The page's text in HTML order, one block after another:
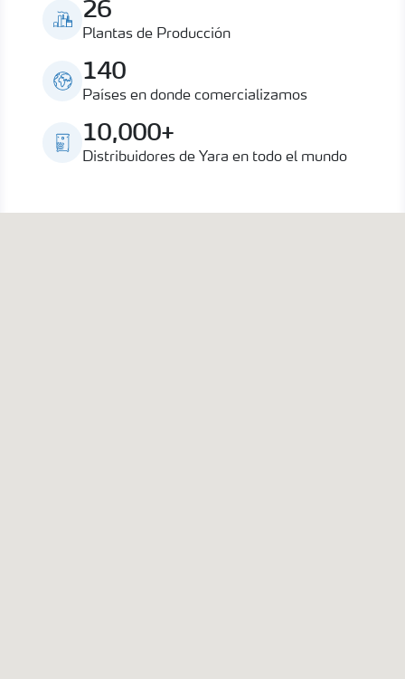
26
Plantas de Producción
140
Países en donde comercializamos
10,000+
Distribuidores de Yara en todo el mundo